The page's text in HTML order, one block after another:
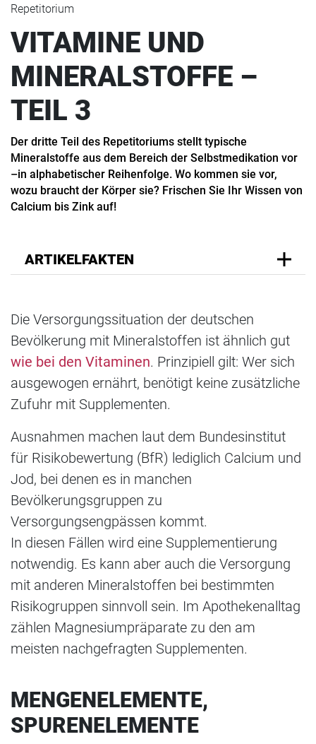
Repetitorium
VITAMINE UND
MINERALSTOFFE –
TEIL 3
Der dritte Teil des Repetitoriums stellt typische
Mineralstoffe aus dem Bereich der Selbstmedikation vor
–in alphabetischer Reihenfolge. Wo kommen sie vor,
wozu braucht der Körper sie? Frischen Sie Ihr Wissen von
Calcium bis Zink auf!
ARTIKELFAKTEN
Die Versorgungssituation der deutschen
Bevölkerung mit Mineralstoffen ist ähnlich gut
wie bei den Vitaminen. Prinzipiell gilt: Wer sich
ausgewogen ernährt, benötigt keine zusätzliche
Zufuhr mit Supplementen.
Ausnahmen machen laut dem Bundesinstitut
für Risikobewertung (BfR) lediglich Calcium und
Jod, bei denen es in manchen
Bevölkerungsgruppen zu
Versorgungsengpässen kommt.
In diesen Fällen wird eine Supplementierung
notwendig. Es kann aber auch die Versorgung
mit anderen Mineralstoffen bei bestimmten
Risikogruppen sinnvoll sein. Im Apothekenalltag
zählen Magnesiumpräparate zu den am
meisten nachgefragten Supplementen.
MENGENELEMENTE,
SPURENELEMENTE